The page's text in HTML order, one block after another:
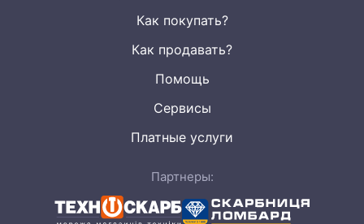
Как покупать?
Как продавать?
Помощь
Сервисы
Платные услуги
Партнеры: